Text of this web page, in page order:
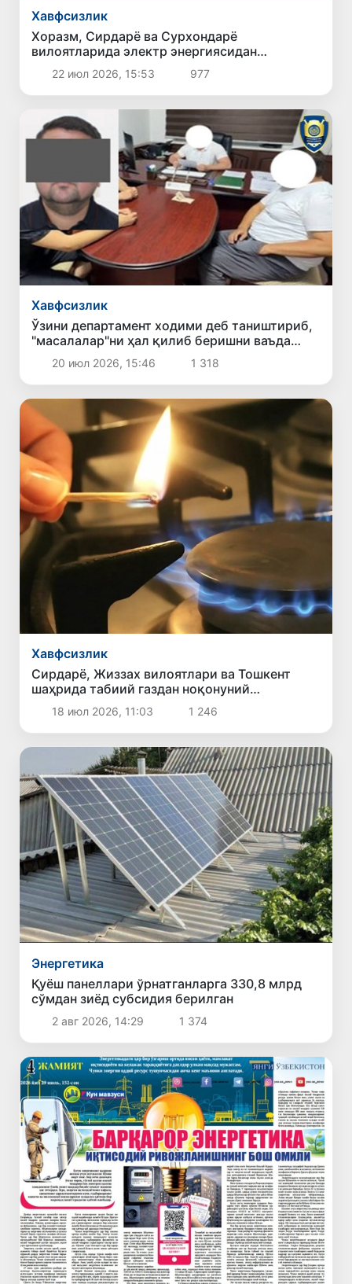
Хавфсизлик
Хоразм, Сирдарё ва Сурхондарё
вилоятларида электр энергиясидан
ноқонуний фойдаланиш ҳолатлари фош
этилди
22 июл 2026, 15:53 977
Хавфсизлик
Ўзини департамент ходими деб таништириб,
"масалалар"ни ҳал қилиб беришни ваъда
қилган фирибгар фош этилди
20 июл 2026, 15:46 1 318
Хавфсизлик
Сирдарё, Жиззах вилоятлари ва Тошкент
шаҳрида табиий газдан ноқонуний
фойдаланиш ҳолатлари фош этилди
18 июл 2026, 11:03 1 246
Энергетика
Қуёш панеллари ўрнатганларга 330,8 млрд
сўмдан зиёд субсидия берилган
2 авг 2026, 14:29 1 374